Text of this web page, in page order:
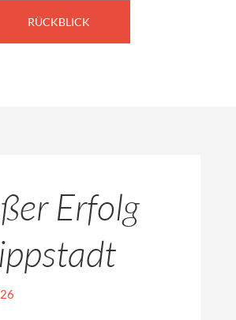
RÜCKBLICK
Erfolg